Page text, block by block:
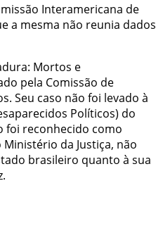
Interamericana de
a mesma não reunia dados
Mortos e
pela Comissão de
Seu caso não foi levado à
Políticos) do
foi reconhecido como
da Justiça, não
brasileiro quanto à sua